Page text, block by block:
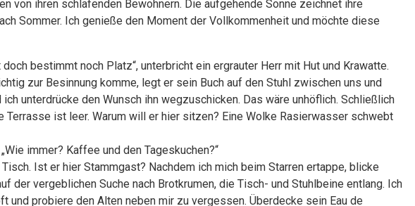
von ihren schlafenden Bewohnern. Die aufgehende Sonne zeichnet ihre
Sommer. Ich genieße den Moment der Vollkommenheit und möchte diese
bestimmt noch Platz“, unterbricht ein ergrauter Herr mit Hut und Krawatte.
zur Besinnung komme, legt er sein Buch auf den Stuhl zwischen uns und
unterdrücke den Wunsch ihn wegzuschicken. Das wäre unhöflich. Schließlich
ist leer. Warum will er hier sitzen? Eine Wolke Rasierwasser schwebt
immer? Kaffee und den Tageskuchen?“
Ist er hier Stammgast? Nachdem ich mich beim Starren ertappe, blicke
der vergeblichen Suche nach Brotkrumen, die Tisch- und Stuhlbeine entlang. Ich
und probiere den Alten neben mir zu vergessen. Überdecke sein Eau de